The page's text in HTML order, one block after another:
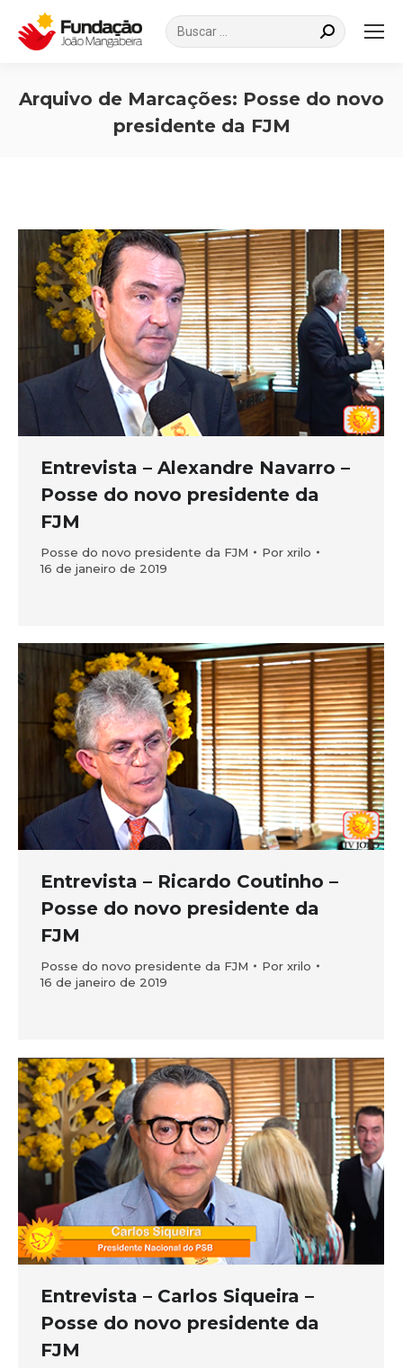
Search:
Arquivo de Marcações: Posse do novo
presidente da FJM
Entrevista – Alexandre Navarro –
Posse do novo presidente da
FJM
Posse do novo presidente da FJM Por xrilo
16 de janeiro de 2019
Entrevista – Ricardo Coutinho –
Posse do novo presidente da
FJM
Posse do novo presidente da FJM Por xrilo
16 de janeiro de 2019
Entrevista – Carlos Siqueira –
Posse do novo presidente da
FJM